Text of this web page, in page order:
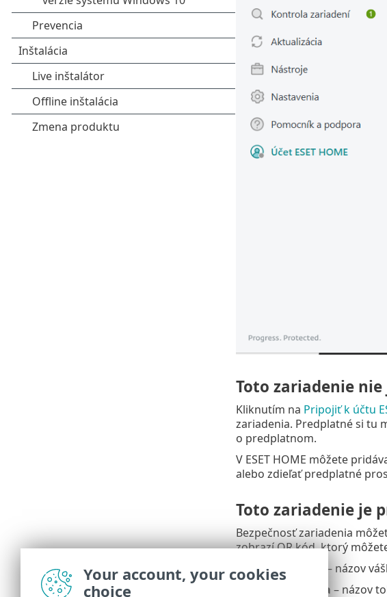
Toto zariadenie nie
Kliknutím na Pripojiť k účtu
zariadenia. Predplatné si tu
o predplatnom.
V ESET HOME môžete
alebo zdieľať predplatné
Toto zariadenie je
Bezpečnosť zariadenia
zobrazí QR kód, ktorý
Účet ESET HOME
– názov
Názov zariadenia – názov
Your account, your cookies
choice